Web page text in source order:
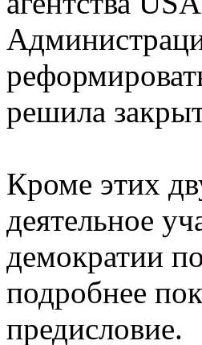
решила
Кроме этих
деятельное
демократии
подробнее
предисловие.